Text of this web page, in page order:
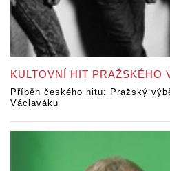
KULTOVNÍ HIT PRAŽSKÉHO
Příběh českého hitu: Pražský
Václaváku